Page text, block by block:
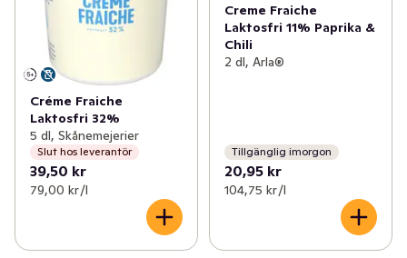
Créme Fraiche
Laktosfri 32%
5 dl, Skånemejerier
Slut hos leverantör
39,50 kr
79,00 kr /l
Creme Fraiche
Laktosfri 11% Paprika &
Chili
2 dl, Arla®
Tillgänglig imorgon
20,95 kr
104,75 kr /l